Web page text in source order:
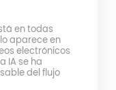
en todas
aparece en
electrónicos
IA se ha
del flujo